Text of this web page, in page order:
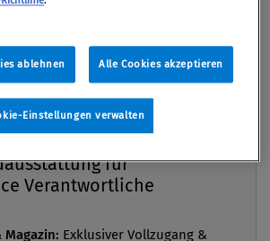
Praktiker aus der Schweiz,
setzten sich auf der 2.
Tagung mit den
der Digitalisierung für die
auseinander. Weitere
von Wirtschafts- und
Praxis Premium
für
Verantwortliche
Exklusiver Vollzugang &
ablehnen Alle Cookies akzeptieren
Einstellungen verwalten